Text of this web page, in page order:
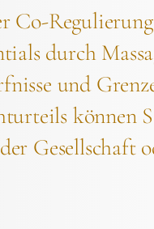
Co-
durch
und
können
Gesellschaft